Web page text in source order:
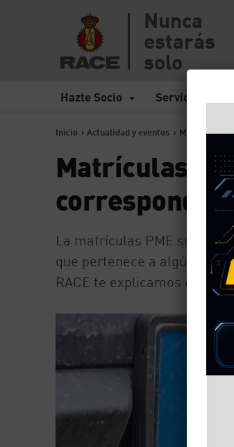
Nunca
estarás
solo
Hazte Socio Servicios
Inicio > Actualidad y eventos > Matrículas
Matrículas
La matrículas PME se
que pertenece a algún
RACE te explicamos cómo